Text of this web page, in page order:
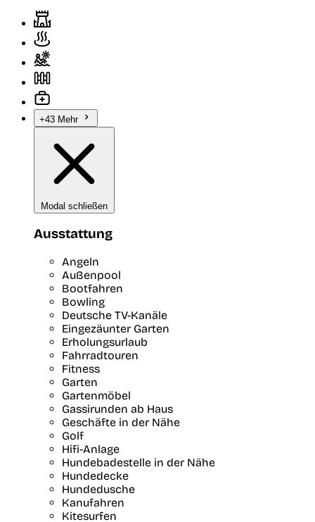
+43 Mehr
Modal schließen
Ausstattung
Angeln
Außenpool
Bootfahren
Bowling
Deutsche TV-Kanäle
Eingezäunter Garten
Erholungsurlaub
Fahrradtouren
Fitness
Garten
Gartenmöbel
Gassirunden ab Haus
Geschäfte in der Nähe
Golf
Hifi-Anlage
Hundebadestelle in der Nähe
Hundedecke
Hundedusche
Kanufahren
Kitesurfen